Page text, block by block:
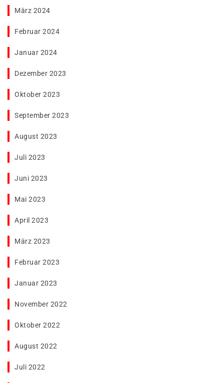
März 2024
Februar 2024
Januar 2024
Dezember 2023
Oktober 2023
September 2023
August 2023
Juli 2023
Juni 2023
Mai 2023
April 2023
März 2023
Februar 2023
Januar 2023
November 2022
Oktober 2022
August 2022
Juli 2022